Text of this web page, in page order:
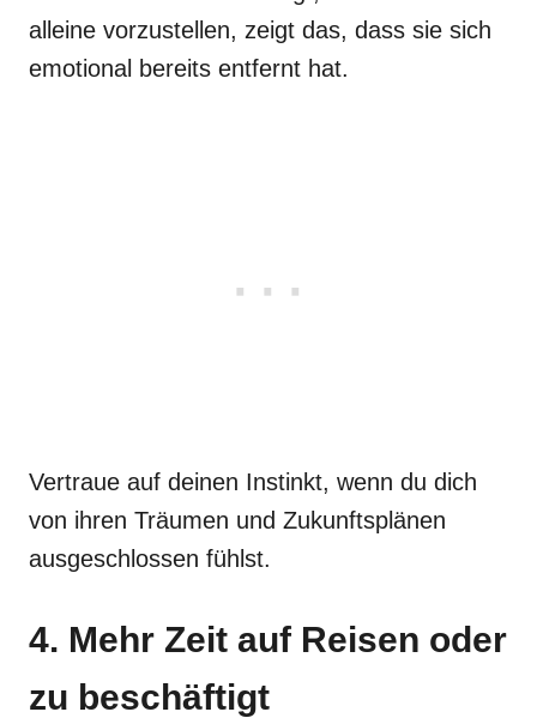
alleine vorzustellen, zeigt das, dass sie sich
emotional bereits entfernt hat.
Vertraue auf deinen Instinkt, wenn du dich
von ihren Träumen und Zukunftsplänen
ausgeschlossen fühlst.
4. Mehr Zeit auf Reisen oder
zu beschäftigt